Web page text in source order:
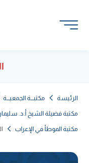
الرئيسة مكتبـــة الجمعيـــة
مكتبة فضيلة الشيخ أ.د.
مكتبة الموطأ في الإعراب